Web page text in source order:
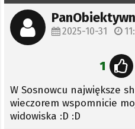
2025-10-31
1
W Sosnowcu największe
wieczorem wspomnicie
widowiska :D :D